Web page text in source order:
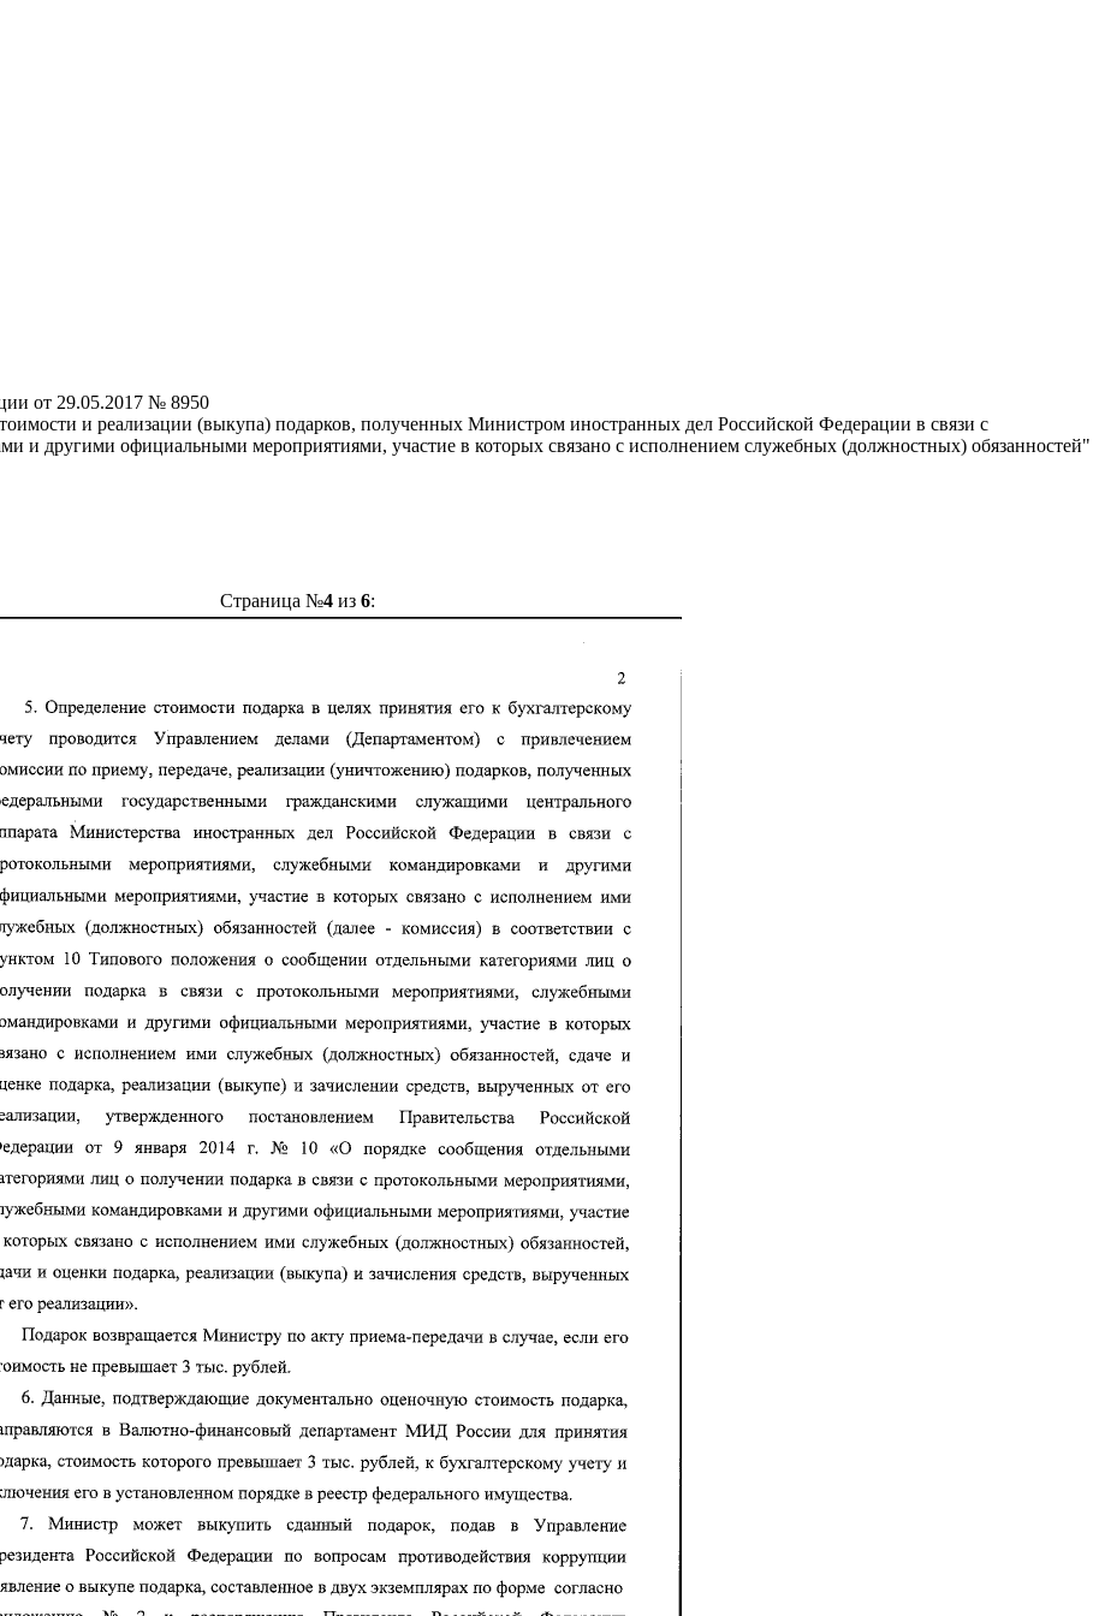
от 29.05.2017 № 8950
и реализации (выкупа) подарков, полученных Министром иностранных дел Российской Федерации в связи с
и другими официальными мероприятиями, участие в которых связано с исполнением служебных (должностных) обязанностей"
Страница №4из 6: